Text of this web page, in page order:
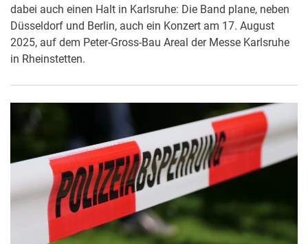
dabei auch einen Halt in Karlsruhe: Die Band plane, neben
Düsseldorf und Berlin, auch ein Konzert am 17. August
2025, auf dem Peter-Gross-Bau Areal der Messe Karlsruhe
in Rheinstetten.